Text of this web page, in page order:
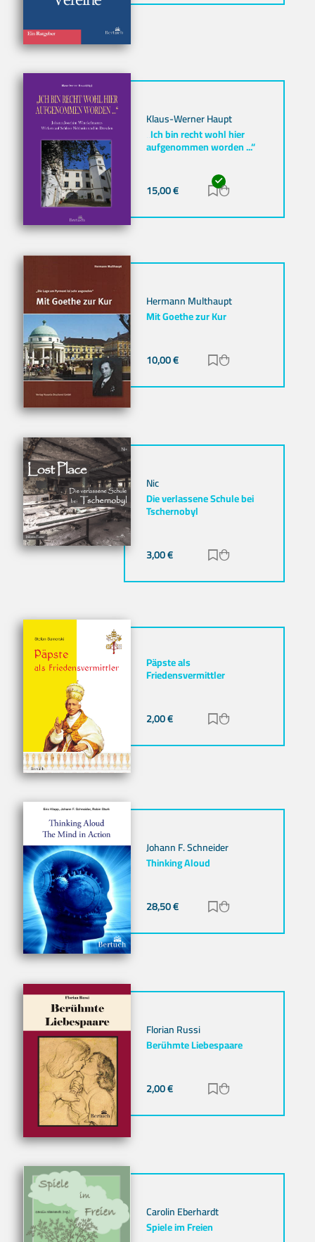
Klaus-Werner Haupt
„Ich bin recht wohl hier
aufgenommen worden ...“
15,00€ Zur Merkliste
Hermann Multhaupt
Mit Goethe zur Kur
10,00€ Zur Merkliste
Nic
Die verlassene Schule bei
Tschernobyl
3,00€ Zur Merkliste
Päpste als
Friedensvermittler
2,00€ Zur Merkliste
Johann F. Schneider
Thinking Aloud
28,50€ Zur Merkliste
Florian Russi
Berühmte Liebespaare
2,00€ Zur Merkliste
Carolin Eberhardt
Spiele im Freien